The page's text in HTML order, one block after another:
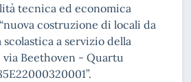
tecnica ed economica
costruzione di locali da
a servizio della
Beethoven - Quartu